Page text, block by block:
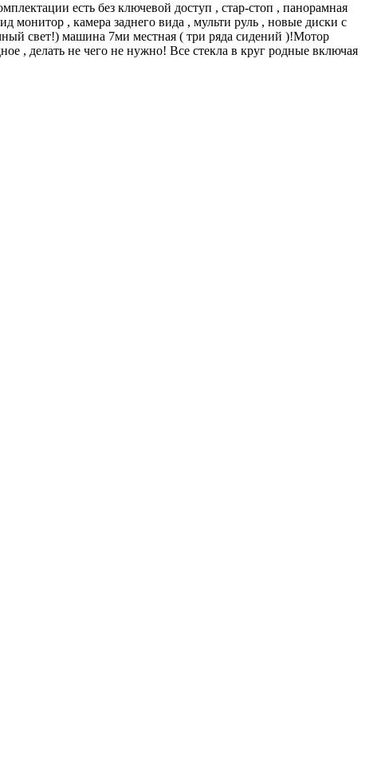
есть без ключевой доступ , стар-стоп , панорамная
монитор , камера заднего вида , мульти руль , новые диски с
свет!) машина 7ми местная ( три ряда сидений )!Мотор
, делать не чего не нужно! Все стекла в круг родные включая